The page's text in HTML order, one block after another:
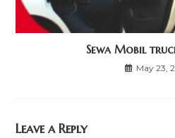
Sewa Mobil
May 23,
Leave a Reply